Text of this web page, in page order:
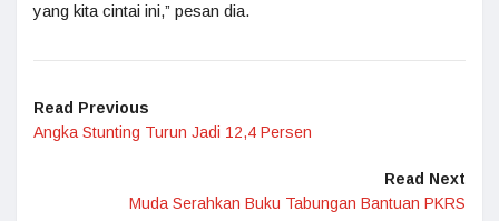
yang kita cintai ini,” pesan dia.
Read Previous
Angka Stunting Turun Jadi 12,4 Persen
Read Next
Muda Serahkan Buku Tabungan Bantuan PKRS